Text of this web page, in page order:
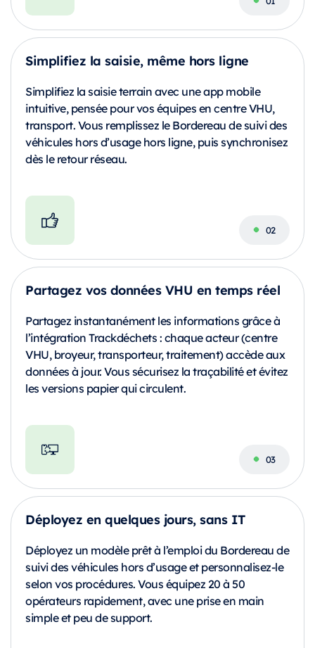
Simplifiez la saisie, même hors ligne
Simplifiez la saisie terrain avec une app mobile
intuitive, pensée pour vos équipes en centre VHU,
transport. Vous remplissez le Bordereau de suivi des
véhicules hors d’usage hors ligne, puis synchronisez
dès le retour réseau.
Partagez vos données VHU en temps réel
Partagez instantanément les informations grâce à
l’intégration Trackdéchets : chaque acteur (centre
VHU, broyeur, transporteur, traitement) accède aux
données à jour. Vous sécurisez la traçabilité et évitez
les versions papier qui circulent.
Déployez en quelques jours, sans IT
Déployez un modèle prêt à l’emploi du Bordereau de
suivi des véhicules hors d’usage et personnalisez-le
selon vos procédures. Vous équipez 20 à 50
opérateurs rapidement, avec une prise en main
simple et peu de support.